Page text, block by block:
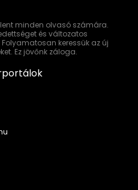
minden olvasó számára.
és változatos
keressük az új
Ez jövőnk záloga.